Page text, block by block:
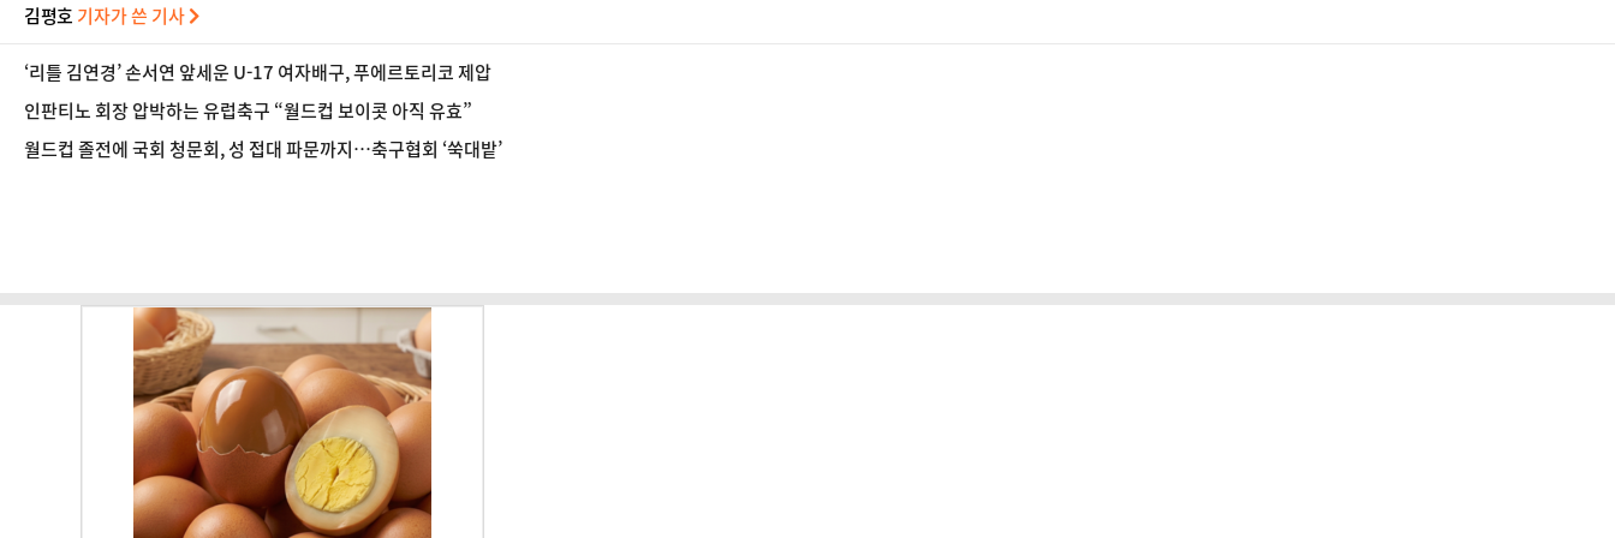
김평호 기자가 쓴 기사
‘리틀 김연경’ 손서연 앞세운 U-17 여자배구, 푸에르토리코 제압
인판티노 회장 압박하는 유럽축구 “월드컵 보이콧 아직 유효”
월드컵 졸전에 국회 청문회, 성 접대 파문까지…축구협회 ‘쑥대밭’